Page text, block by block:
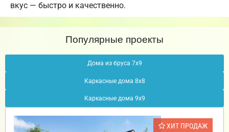
вкус — быстро и качественно.
Популярные проекты
Дома из бруса 7х9
Каркасные дома 8х8
Каркасные дома 9х9
ХИТ ПРОДАЖ